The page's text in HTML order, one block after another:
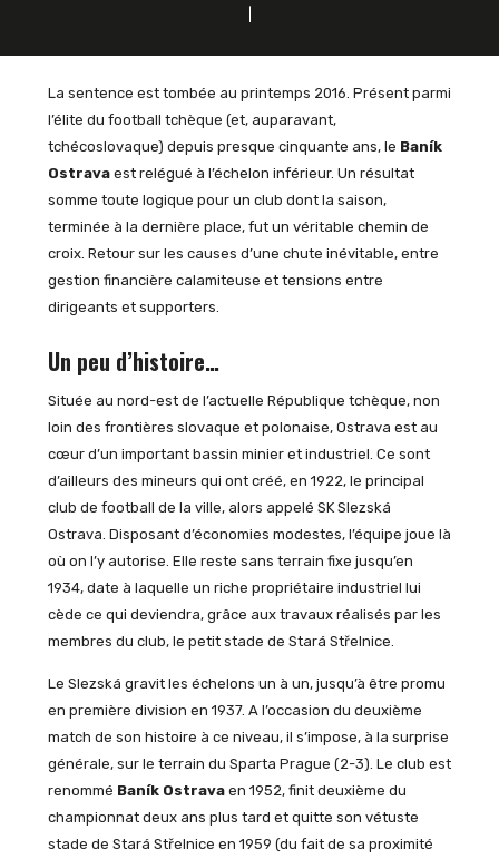
La sentence est tombée au printemps 2016. Présent parmi
l’élite du football tchèque (et, auparavant,
tchécoslovaque) depuis presque cinquante ans, le Baník
Ostravaest relégué à l’échelon inférieur. Un résultat
somme toute logique pour un club dont la saison,
terminée à la dernière place, fut un véritable chemin de
croix. Retour sur les causes d’une chute inévitable, entre
gestion financière calamiteuse et tensions entre
dirigeants et supporters.
Un peu d’histoire…
Située au nord-est de l’actuelle République tchèque, non
loin des frontières slovaque et polonaise, Ostrava est au
cœur d’un important bassin minier et industriel. Ce sont
d’ailleurs des mineurs qui ont créé, en 1922, le principal
club de football de la ville, alors appelé SK Slezská
Ostrava. Disposant d’économies modestes, l’équipe joue là
où on l’y autorise. Elle reste sans terrain fixe jusqu’en
1934, date à laquelle un riche propriétaire industriel lui
cède ce qui deviendra, grâce aux travaux réalisés par les
membres du club, le petit stade de Stará Střelnice.
Le Slezská gravit les échelons un à un, jusqu’à être promu
en première division en 1937. A l’occasion du deuxième
match de son histoire à ce niveau, il s’impose, à la surprise
générale, sur le terrain du Sparta Prague (2-3). Le club est
renommé Baník Ostravaen 1952, finit deuxième du
championnat deux ans plus tard et quitte son vétuste
stade de Stará Střelnice en 1959 (du fait de sa proximité